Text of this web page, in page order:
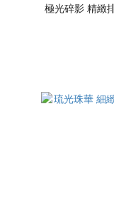
極光碎影 精緻